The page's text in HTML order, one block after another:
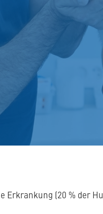
(20 % der